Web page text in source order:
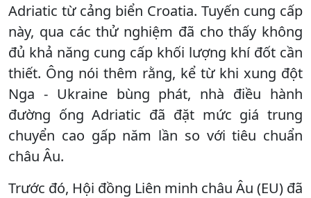
Adriatic từ cảng biển Croatia. Tuyến cung cấp
này, qua các thử nghiệm đã cho thấy không
đủ khả năng cung cấp khối lượng khí đốt cần
thiết. Ông nói thêm rằng, kể từ khi xung đột
Nga - Ukraine bùng phát, nhà điều hành
đường ống Adriatic đã đặt mức giá trung
chuyển cao gấp năm lần so với tiêu chuẩn
châu Âu.
Trước đó, Hội đồng Liên minh châu Âu (EU) đã